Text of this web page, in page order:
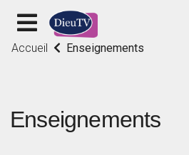
Accueil Enseignements
Enseignements